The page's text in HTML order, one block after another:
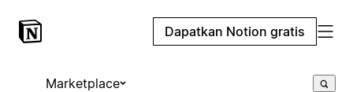
Dapatkan Notion gratis
Marketplace